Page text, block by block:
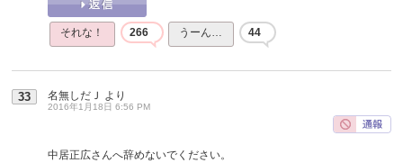
それな！ 266 うーん… 44
33 名無しだＪ より
2016年1月18日 6:56 PM
中居正広さんへ辞めないでください。